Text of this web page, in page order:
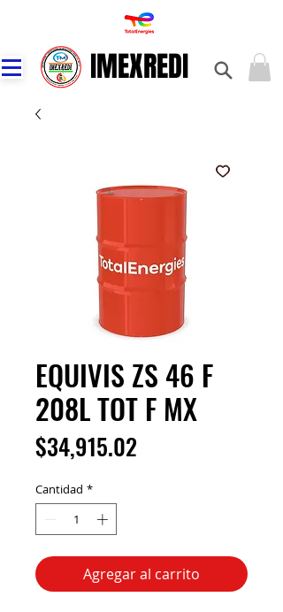
IMEXREDI
IMEXREDI
EQUIVIS ZS 46 F
208L TOT F MX
$34,915.02
Cantidad *
Agregar al carrito